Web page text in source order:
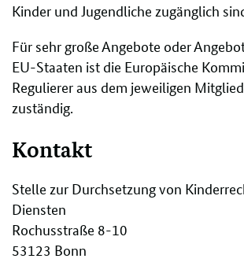
Kinder und Jugendliche zugänglich
Für sehr große Angebote oder
EU-Staaten ist die Europäische
Regulierer aus dem jeweiligen
zuständig.
Kontakt
Stelle zur Durchsetzung von
Diensten
Rochusstraße 8-10
53123 Bonn